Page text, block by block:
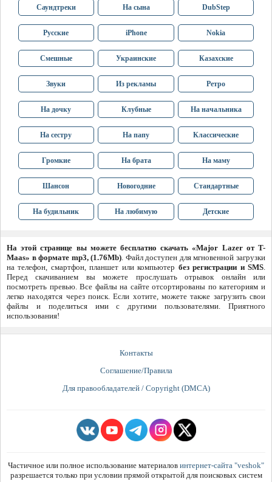
Саундтреки На сына DubStep
Русские iPhone Nokia
Смешные Украинские Казахские
Звуки Из рекламы Ретро
На дочку Клубные На начальника
На сестру На папу Классические
Громкие На брата На маму
Шансон Новогодние Стандартные
На будильник На любимую Детские
На этой странице вы можете бесплатно скачать «Major Lazer от T-
Maas» в формате mp3, (1.76Mb). Файл доступен для мгновенной загрузки
на телефон, смартфон, планшет или компьютер без регистрации и SMS.
Перед скачиванием вы можете прослушать отрывок онлайн или
посмотреть превью. Все файлы на сайте отсортированы по категориям и
легко находятся через поиск. Если хотите, можете также загрузить свои
файлы и поделиться ими с другими пользователями. Приятного
использования!
Контакты
Соглашение/Правила
Для правообладателей / Copyright (DMCA)
Частичное или полное использование материалов интернет-сайта "veshok"
разрешается только при условии прямой открытой для поисковых систем